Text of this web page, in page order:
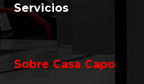
Servicios
Sobre Casa Capo